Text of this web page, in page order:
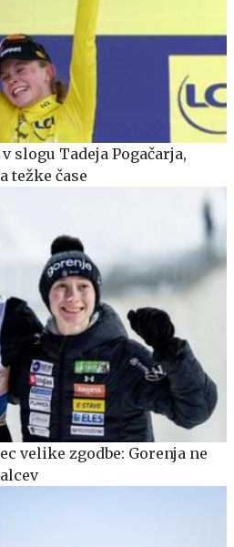
slogu Tadeja Pogačarja,
težke čase
velike zgodbe: Gorenja ne